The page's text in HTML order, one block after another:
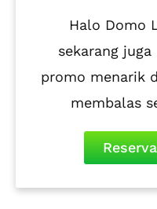
Halo Domo
sekarang
promo menarik
membalas